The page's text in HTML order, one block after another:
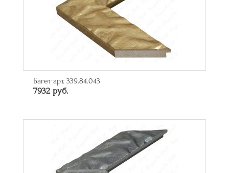
Багет арт. 339.84.043
7932 руб.